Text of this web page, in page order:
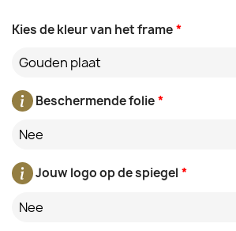
*
Kies de kleur van het frame
Gouden plaat
*
Beschermende folie
Nee
*
Jouw logo op de spiegel
Nee